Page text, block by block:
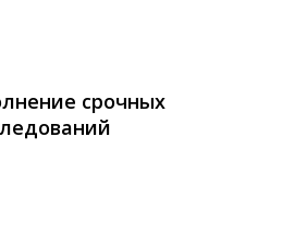
срочных